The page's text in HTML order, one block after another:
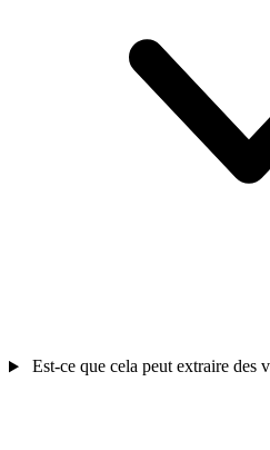
Est-ce que cela peut extraire des